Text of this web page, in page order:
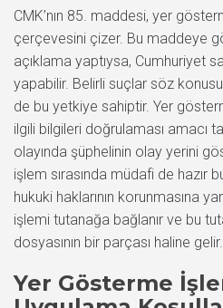
CMK’nın 85. maddesi, yer
çerçevesini çizer. Bu maddeye
açıklama yaptıysa, Cumhuriyet
yapabilir. Belirli suçlar söz
de bu yetkiye sahiptir. Yer
ilgili bilgileri doğrulaması amacı
olayında şüphelinin olay yerini
işlem sırasında müdafi de hazır
hukuki haklarının korunmasına
işlemi tutanağa bağlanır ve bu
dosyasının bir parçası haline gelir.
Yer Gösterme